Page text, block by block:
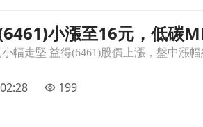
前高附近短壓觀望氣氛濃文章頁
小漲至16元，低碳
199